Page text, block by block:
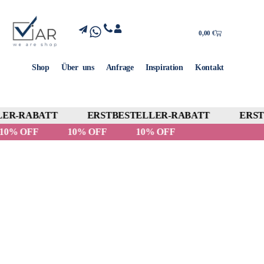
0,00 €
Shop Über uns Anfrage Inspiration Kontakt
RABATT ERSTBESTELLER-RABATT
10% OFF
10% OFF 10% OFF